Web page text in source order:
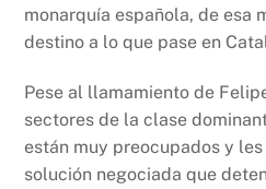
monarquía española, de esa
destino a lo que pase en
Pese al llamamiento de
sectores de la clase
están muy preocupados y
solución negociada que